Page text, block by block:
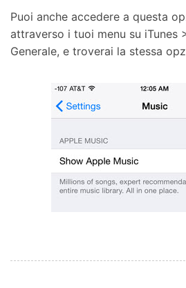
Puoi anche accedere a questa
attraverso i tuoi menu su iTunes
Generale, e troverai la stessa